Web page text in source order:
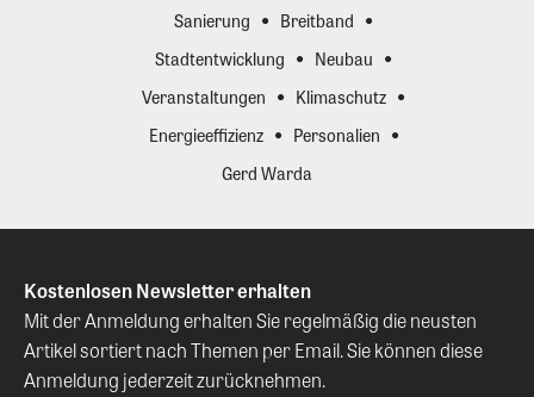
Sanierung
Breitband
Stadtentwicklung
Neubau
Veranstaltungen
Klimaschutz
Energieeffizienz
Personalien
Gerd Warda
Kostenlosen Newsletter erhalten
Mit der Anmeldung erhalten Sie regelmäßig die neusten
Artikel sortiert nach Themen per Email. Sie können diese
Anmeldung jederzeit zurücknehmen.